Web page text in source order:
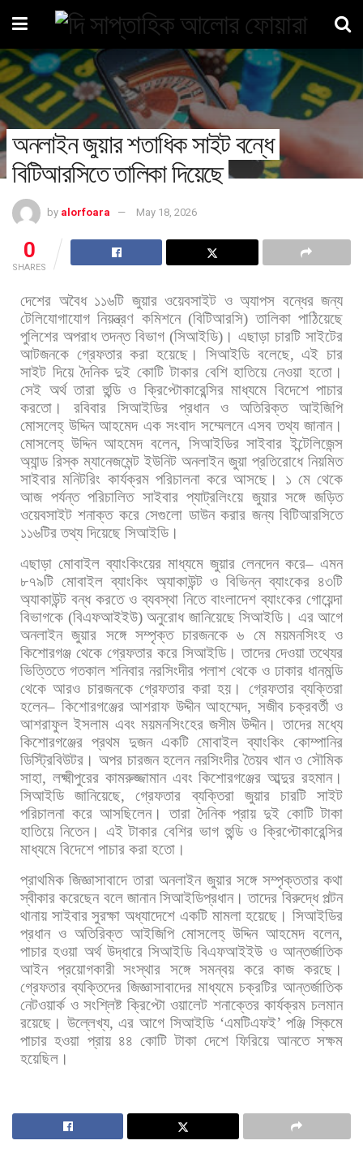
অনলাইন জুয়ার শতাধিক সাইট বন্ধে
বিটিআরসিতে তালিকা দিয়েছে
by alorfoara May 18, 2026
0
SHARES
দেশের অবৈধ ১১৬টি জুয়ার ওয়েবসাইট ও অ্যাপস বন্ধের জন্য
টেলিযোগাযোগ নিয়ন্ত্রণ কমিশনে(বিটিআরসি)তালিকা পাঠিয়েছে
পুলিশের অপরাধ তদন্ত বিভাগ (সিআইডি) । এছাড়া চারটি সাইটের
আটজনকে গ্রেফতার করা হয়েছে। সিআইডি বলেছে,এই চার
সাইট দিয়ে দৈনিক দুই কোটি টাকার বেশি হাতিয়ে নেওয়া হতো।
সেই অর্থ তারা হুন্ডি ও ক্রিপ্টোকারেন্সির মাধ্যমে বিদেশে পাচার
করতো। রবিবার
সিআইডির প্রধান ও অতিরিক্ত
আইজিপি
মোসলেহ্ উদ্দিন আহমেদ এক সংবাদ সম্মেলনে এসব তথ্য জানান।
মোসলেহ্ উদ্দিন আহমেদ বলেন, সিআইডির সাইবার ইন্টেলিজেন্স
অ্যান্ড রিস্ক ম্যানেজমেন্ট ইউনিট অনলাইন জুয়া প্রতিরোধে নিয়মিত
সাইবার মনিটরিং কার্যক্রম পরিচালনা করে আসছে। ১ মে থেকে
আজ পর্যন্ত পরিচালিত সাইবার প্যাট্রলিংয়ে জুয়ার সঙ্গে জড়িত
ওয়েবসাইট শনাক্ত করে সেগুলো ডাউন করার জন্য বিটিআরসিতে
১১৬টির তথ্য দিয়েছে সিআইডি।
এছাড়া মোবাইল ব্যাংকিংয়ের মাধ্যমে জুয়ার লেনদেন করে– এমন
৮৭৯টি মোবাইল ব্যাংকিং অ্যাকাউন্ট ও বিভিন্ন ব্যাংকের ৪৩টি
অ্যাকাউন্ট বন্ধ করতে ও ব্যবস্থা নিতে বাংলাদেশ ব্যাংকের গোয়েন্দা
বিভাগকে (বিএফআইইউ) অনুরোধ জানিয়েছে সিআইডি। এর আগে
অনলাইন জুয়ার সঙ্গে সম্পৃক্ত চারজনকে ৬ মে ময়মনসিংহ ও
কিশোরগঞ্জ থেকে গ্রেফতার করে সিআইডি। তাদের দেওয়া তথ্যের
ভিত্তিতে গতকাল শনিবার নরসিংদীর পলাশ থেকে ও ঢাকার ধানমন্ডি
থেকে আরও চারজনকে গ্রেফতার করা হয়। গ্রেফতার ব্যক্তিরা
হলেন– কিশোরগঞ্জের আশরাফ উদ্দীন আহম্মেদ, সজীব চক্রবর্তী ও
আশরাফুল ইসলাম এবং ময়মনসিংহের জসীম উদ্দীন। তাদের মধ্যে
কিশোরগঞ্জের প্রথম দুজন একটি মোবাইল ব্যাংকিং কোম্পানির
ডিস্ট্রিবিউটর। অপর চারজন হলেন নরসিংদীর তৈয়ব খান ও সৌমিক
সাহা, লক্ষ্মীপুরের কামরুজ্জামান এবং কিশোরগঞ্জের আব্দুর রহমান।
সিআইডি
জানিয়েছে,গ্রেফতার ব্যক্তিরা জুয়ার চারটি
সাইট
পরিচালনা করে আসছিলেন। তারা দৈনিক প্রায় দুই কোটি টাকা
হাতিয়ে নিতেন। এই টাকার বেশির ভাগ হুন্ডি ও ক্রিপ্টোকারেন্সির
মাধ্যমে বিদেশে পাচার করা হতো।
প্রাথমিক জিজ্ঞাসাবাদে তারা অনলাইন জুয়ার সঙ্গে সম্পৃক্ততার কথা
স্বীকার করেছেন বলে জানান সিআইডিপ্রধান। তাদের বিরুদ্ধে পল্টন
থানায় সাইবার সুরক্ষা অধ্যাদেশে একটি মামলা হয়েছে। সিআইডির
প্রধান ও অতিরিক্ত আইজিপি মোসলেহ্ উদ্দিন আহমেদ বলেন,
পাচার হওয়া অর্থ উদ্ধারে সিআইডি বিএফআইইউ ও আন্তর্জাতিক
আইন প্রয়োগকারী সংস্থার সঙ্গে সমন্বয় করে কাজ করছে।
গ্রেফতার ব্যক্তিদের জিজ্ঞাসাবাদের মাধ্যমে চক্রটির আন্তর্জাতিক
নেটওয়ার্ক ও সংশ্লিষ্ট ক্রিপ্টো ওয়ালেট শনাক্তের কার্যক্রম চলমান
রয়েছে। উল্লেখ্য,এর আগে সিআইডি‘এমটিএফই’পঞ্জি স্কিমে
পাচার হওয়া প্রায় ৪৪ কোটি টাকা দেশে ফিরিয়ে আনতে সক্ষম
হয়েছিল।